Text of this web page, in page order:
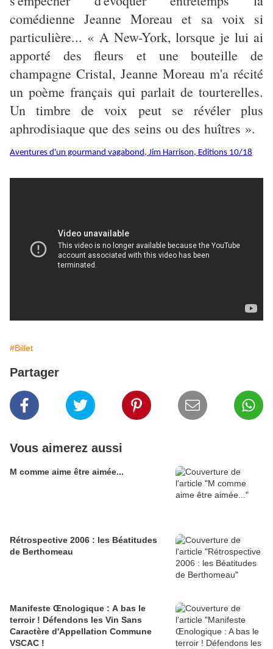
comédienne Jeanne Moreau et sa voix si
particulière... « A New-York, lorsque je lui ai
apporté des fleurs et une bouteille de
champagne Cristal, Jeanne Moreau m'a récité
un poème français qui parlait de tourterelles.
Un timbre de voix peut se révéler plus
aphrodisiaque que des seins ou des huîtres ».
Aventures d'un gourmand vagabond, Jim Harrison, Editions 10/18
#Billet
Partager
Vous aimerez aussi
M comme aime être aimée...
Rétrospective 2006 : les Béatitudes
de Berthomeau
Manifeste Œnologique : A bas le
terroir ! Défendons les Vin Sans
Caractère d'Appellation Commune
VSCAC !